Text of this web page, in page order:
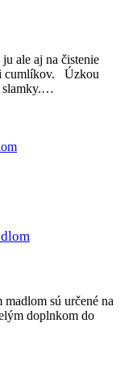
ale aj na čistenie
cumlíkov. Úzkou
slamky.…
sú určené na
doplnkom do